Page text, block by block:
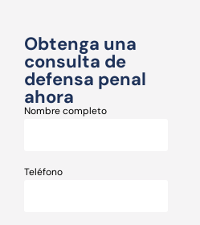
Obtenga una
consulta de
defensa penal
ahora
Nombre completo
Teléfono